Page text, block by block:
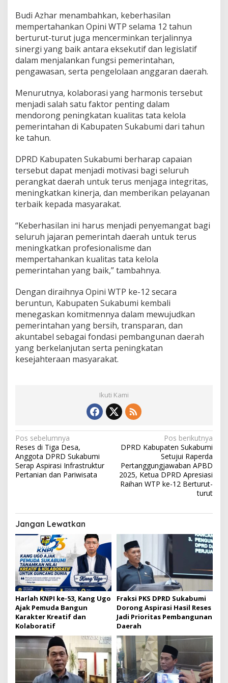
Budi Azhar menambahkan, keberhasilan
mempertahankan Opini WTP selama 12 tahun
berturut-turut juga mencerminkan terjalinnya
sinergi yang baik antara eksekutif dan legislatif
dalam menjalankan fungsi pemerintahan,
pengawasan, serta pengelolaan anggaran daerah.
Menurutnya, kolaborasi yang harmonis tersebut
menjadi salah satu faktor penting dalam
mendorong peningkatan kualitas tata kelola
pemerintahan di Kabupaten Sukabumi dari tahun
ke tahun.
DPRD Kabupaten Sukabumi berharap capaian
tersebut dapat menjadi motivasi bagi seluruh
perangkat daerah untuk terus menjaga integritas,
meningkatkan kinerja, dan memberikan pelayanan
terbaik kepada masyarakat.
“Keberhasilan ini harus menjadi penyemangat bagi
seluruh jajaran pemerintah daerah untuk terus
meningkatkan profesionalisme dan
mempertahankan kualitas tata kelola
pemerintahan yang baik,” tambahnya.
Dengan diraihnya Opini WTP ke-12 secara
beruntun, Kabupaten Sukabumi kembali
menegaskan komitmennya dalam mewujudkan
pemerintahan yang bersih, transparan, dan
akuntabel sebagai fondasi pembangunan daerah
yang berkelanjutan serta peningkatan
kesejahteraan masyarakat.
Ikuti Kami
N
a
v
i
a
s
i
p
o
s
Pos sebelumnya
Reses di Tiga Desa,
Anggota DPRD Sukabumi
Serap Aspirasi Infrastruktur
Pertanian dan Pariwisata
Pos berikutnya
DPRD Kabupaten Sukabumi
Setujui Raperda
Pertanggungjawaban APBD
2025, Ketua DPRD Apresiasi
Raihan WTP ke-12 Berturut-
turut
Jangan Lewatkan
Harlah KNPI ke-53, Kang Ugo
Ajak Pemuda Bangun
Karakter Kreatif dan
Kolaboratif
Fraksi PKS DPRD Sukabumi
Dorong Aspirasi Hasil Reses
Jadi Prioritas Pembangunan
Daerah